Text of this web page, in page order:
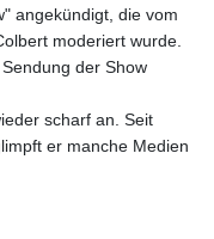
angekündigt, die vom
moderiert wurde.
der Show
scharf an. Seit
er manche Medien